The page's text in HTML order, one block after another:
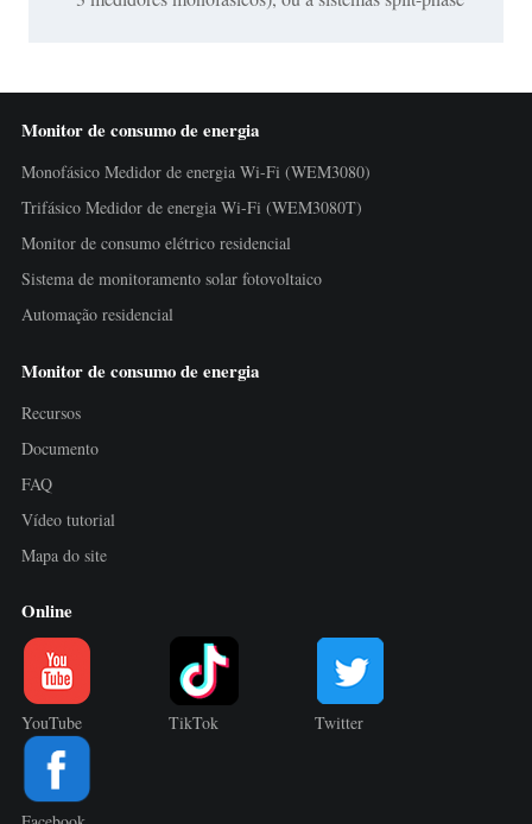
Monitor de consumo de energia
Monofásico Medidor de energia Wi-Fi (WEM3080)
Trifásico Medidor de energia Wi-Fi (WEM3080T)
Monitor de consumo elétrico residencial
Sistema de monitoramento solar fotovoltaico
Automação residencial
Monitor de consumo de energia
Recursos
Documento
FAQ
Vídeo tutorial
Mapa do site
Online
YouTube TikTok Twitter